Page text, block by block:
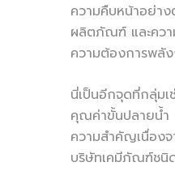
ความคืบหน้าอย่า
ผลิตภัณฑ์ และควา
ความต้องการพลัง
นี่เป็นอีกจุดที่กลุ่ม
คุณค่าขั้นปลายน้ำ
ความสำคัญเนื่อง
บริษัทเคมีภัณฑ์ชนิ